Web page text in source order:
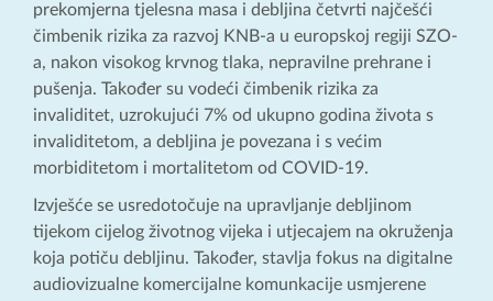
prekomjerna tjelesna masa i debljina četvrti najčešći
čimbenik rizika za razvoj KNB-a u europskoj regiji SZO-
a, nakon visokog krvnog tlaka, nepravilne prehrane i
pušenja. Također su vodeći čimbenik rizika za
invaliditet, uzrokujući 7% od ukupno godina života s
invaliditetom, a debljina je povezana i s većim
morbiditetom i mortalitetom od COVID-19.
Izvješće se usredotočuje na upravljanje debljinom
tijekom cijelog životnog vijeka i utjecajem na okruženja
koja potiču debljinu. Također, stavlja fokus na digitalne
audiovizualne komercijalne komunkacije usmjerene